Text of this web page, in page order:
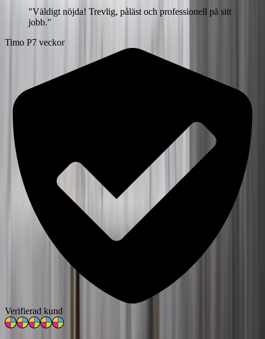
"Väldigt nöjda! Trevlig, påläst och professionell på sitt
jobb."
Timo P7 veckor
Verifierad kund